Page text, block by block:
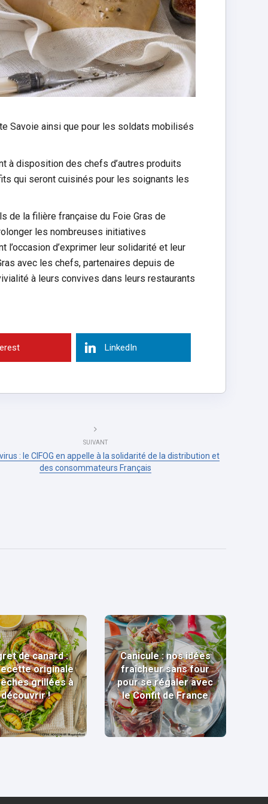
Savoie ainsi que pour les soldats mobilisés
à disposition des chefs d’autres produits
qui seront cuisinés pour les soignants les
de la filière française du Foie Gras de
les nombreuses initiatives
d’exprimer leur solidarité et leur
avec les chefs, partenaires depuis de
à leurs convives dans leurs restaurants
LinkedIn
SUIVANT
: le CIFOG en appelle à la solidarité de la distribution et
des consommateurs Français
de canard :
originale
grillées à
découvrir !
Canicule : nos idées
fraîcheur sans four
pour se régaler avec
le Confit de France